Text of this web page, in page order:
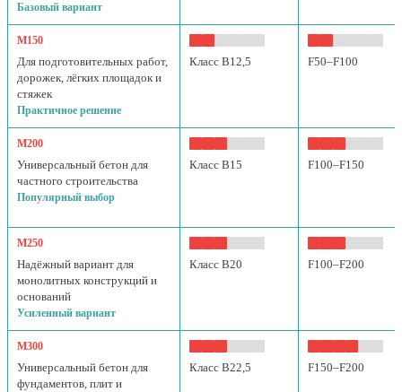
Базовый вариант
М150
Для подготовительных работ,
дорожек, лёгких площадок и
стяжек
Практичное решение
Класс B12,5 F50–F100
М200
Универсальный бетон для
частного строительства
Популярный выбор
Класс B15 F100–F150
М250
Надёжный вариант для
монолитных конструкций и
оснований
Усиленный вариант
Класс B20 F100–F200
М300
Универсальный бетон для
фундаментов, плит и
Класс B22,5 F150–F200